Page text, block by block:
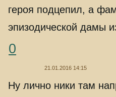
героя подцепил, а
эпизодической дамы
0
21.01.2016 14:15
Ну лично ники там